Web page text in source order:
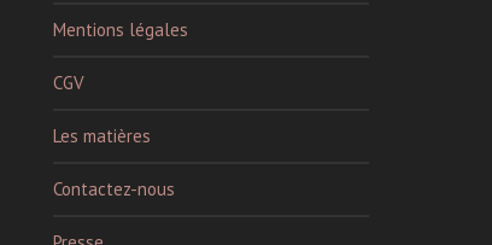
Mentions légales
CGV
Les matières
Contactez-nous